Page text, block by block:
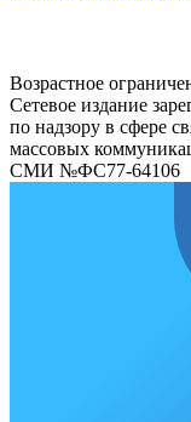
Возрастное
Сетевое издание
по надзору в сфере
массовых
СМИ №ФС77-64106